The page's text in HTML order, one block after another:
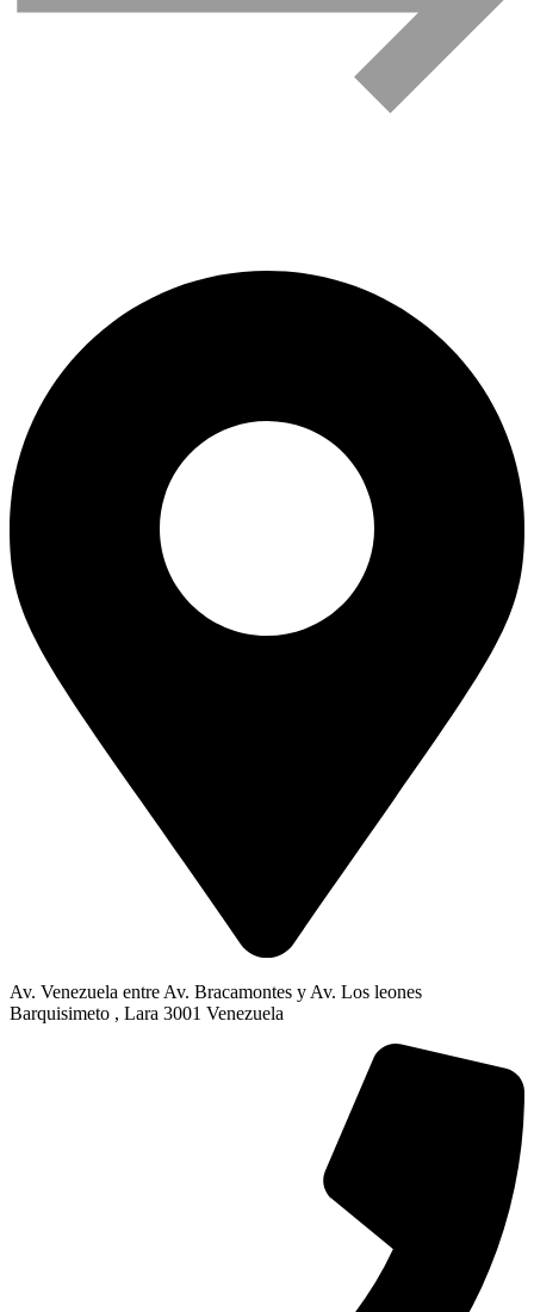
Av. Venezuela entre Av. Bracamontes y Av. Los leones
Barquisimeto , Lara 3001 Venezuela